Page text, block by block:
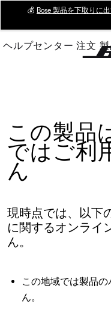
Main
💰 Bose 製品を下取りに
ヘルプセンター 注文
この製品
ではご利
ん
現時点では、以下
に関するオンライ
ん。
この地域では製品
ん。